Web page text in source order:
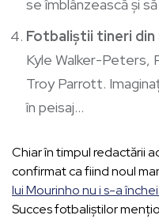
se îmblânzească și
Fotbaliștii tineri din
Kyle Walker-Peters,
Troy Parrott.
în peisaj…
Chiar în timpul redactării
confirmat ca fiind noul
lui Mourinho nu i s-a
Succes fotbaliștilor